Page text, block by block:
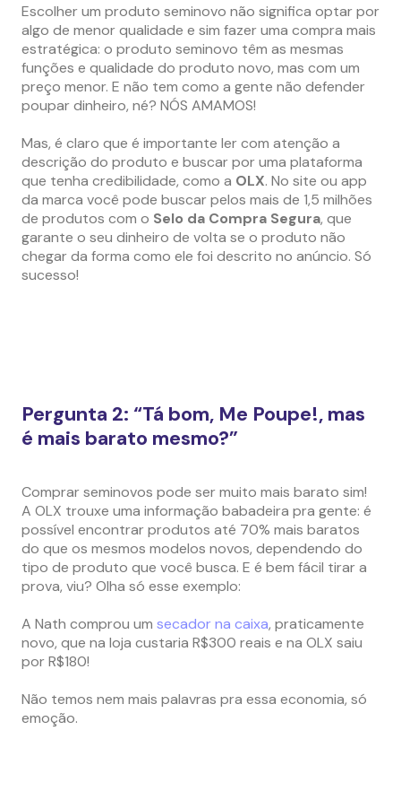
Escolher um produto seminovo não significa optar por
algo de menor qualidade e sim fazer uma compra mais
estratégica: o produto seminovo têm as mesmas
funções e qualidade do produto novo, mas com um
preço menor. E não tem como a gente não defender
poupar dinheiro, né? NÓS AMAMOS!
Mas, é claro que é importante ler com atenção a
descrição do produto e buscar por uma plataforma
que tenha credibilidade, como a OLX. No site ou app
da marca você pode buscar pelos mais de 1,5 milhões
de produtos com o Selo da Compra Segura, que
garante o seu dinheiro de volta se o produto não
chegar da forma como ele foi descrito no anúncio. Só
sucesso!
Pergunta 2: “Tá bom, Me Poupe!, mas
é mais barato mesmo?”
Comprar seminovos pode ser muito mais barato sim!
A OLX trouxe uma informação babadeira pra gente: é
possível encontrar produtos até 70% mais baratos
do que os mesmos modelos novos, dependendo do
tipo de produto que você busca. E é bem fácil tirar a
prova, viu? Olha só esse exemplo:
A Nath comprou um secador na caixa, praticamente
novo, que na loja custaria R$300 reais e na OLX saiu
por R$180!
Não temos nem mais palavras pra essa economia, só
emoção.